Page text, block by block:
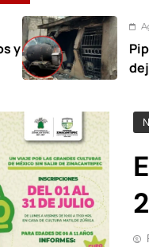
Agosto 7, 2026
Pipa de gas
deja 21 heridos en